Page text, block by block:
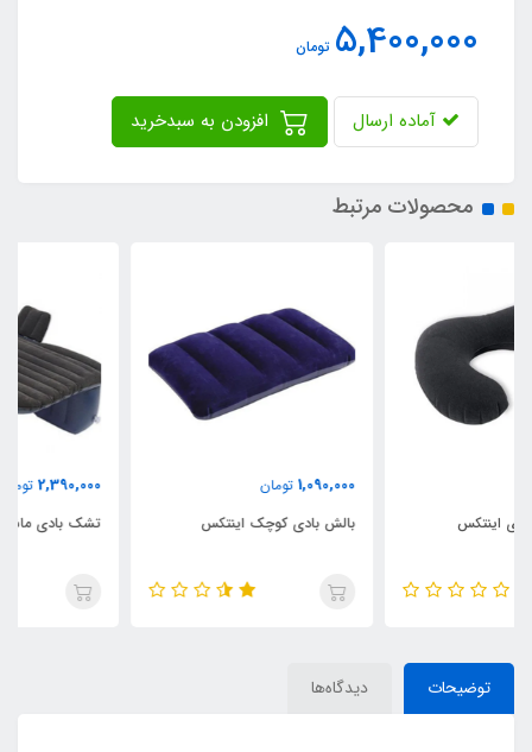
5,400,000 تومان
آماده ارسال
محصولات مرتبط
بالش بادی کوچک اینتکس
تشک بادی ماشین پیکاپ
توضیحات دیدگاه‌ها